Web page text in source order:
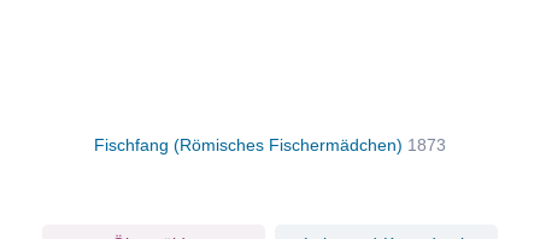
Fischfang (Römisches Fischermädchen) 1873